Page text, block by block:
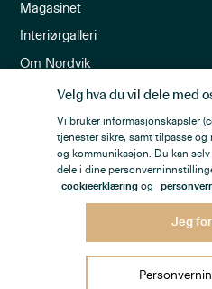
Magasinet
Interiørgalleri
Om Nordvik
Ledige stillinger
Nordvik-appen
Nyhetsbrev
Velg hva du vil dele med
Vi bruker informasjonskapsler
tjenester sikre, samt tilpasse og
og kommunikasjon. Du kan selv
dele i dine
cookieerklæringog
Jeg